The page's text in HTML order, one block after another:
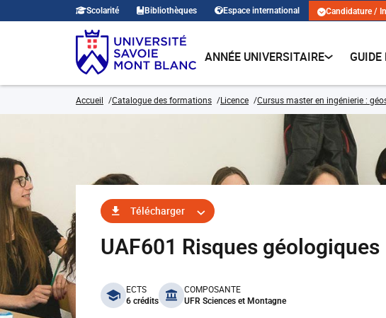
Scolarité Bibliothèques Espace international Candidature /
ANNÉE UNIVERSITAIRE GUIDE
Accueil Catalogue des formations Licence Cursus master en ingénierie :
Télécharger
UAF601 Risques géologiques
benefits
ECTS
6 crédits
COMPOSANTE
UFR Sciences et Montagne